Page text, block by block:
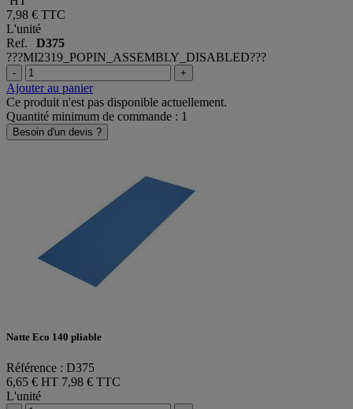
7,98 € TTC
L'unité
Ref. D375
???MI2319_POPIN_ASSEMBLY_DISABLED???
- +
Ajouter au panier
Ce produit n'est pas disponible actuellement.
Quantité minimum de commande : 1
Besoin d'un devis ?
Natte Eco 140 pliable
Référence : D375
6,65 € HT 7,98 € TTC
L'unité